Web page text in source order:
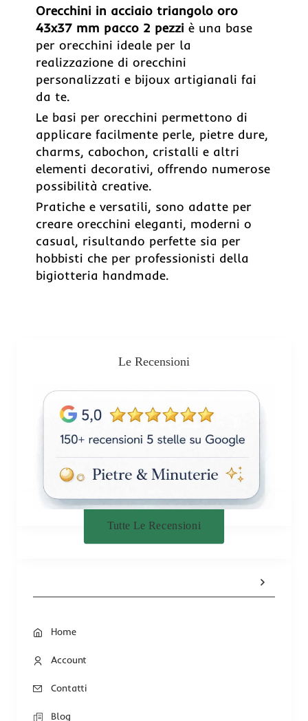
Orecchini in acciaio triangolo oro
43x37 mm pacco 2 pezzi è una base
per orecchini ideale per la
realizzazione di orecchini
personalizzati e bijoux artigianali fai
da te.
Le basi per orecchini permettono di
applicare facilmente perle, pietre dure,
charms, cabochon, cristalli e altri
elementi decorativi, offrendo numerose
possibilità creative.
Pratiche e versatili, sono adatte per
creare orecchini eleganti, moderni o
casual, risultando perfette sia per
hobbisti che per professionisti della
bigiotteria handmade.
Le Recensioni
Tutte Le Recensioni
Home
Account
Contatti
Blog